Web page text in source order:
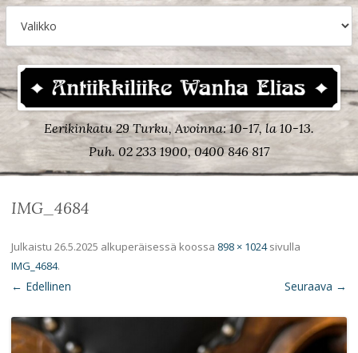
Eerikinkatu 29 Turku, Avoinna: 10-17, la 10-13.
Puh. 02 233 1900, 0400 846 817
IMG_4684
Julkaistu 26.5.2025 alkuperäisessä koossa 898 × 1024sivulla
IMG_4684.
← Edellinen Seuraava →